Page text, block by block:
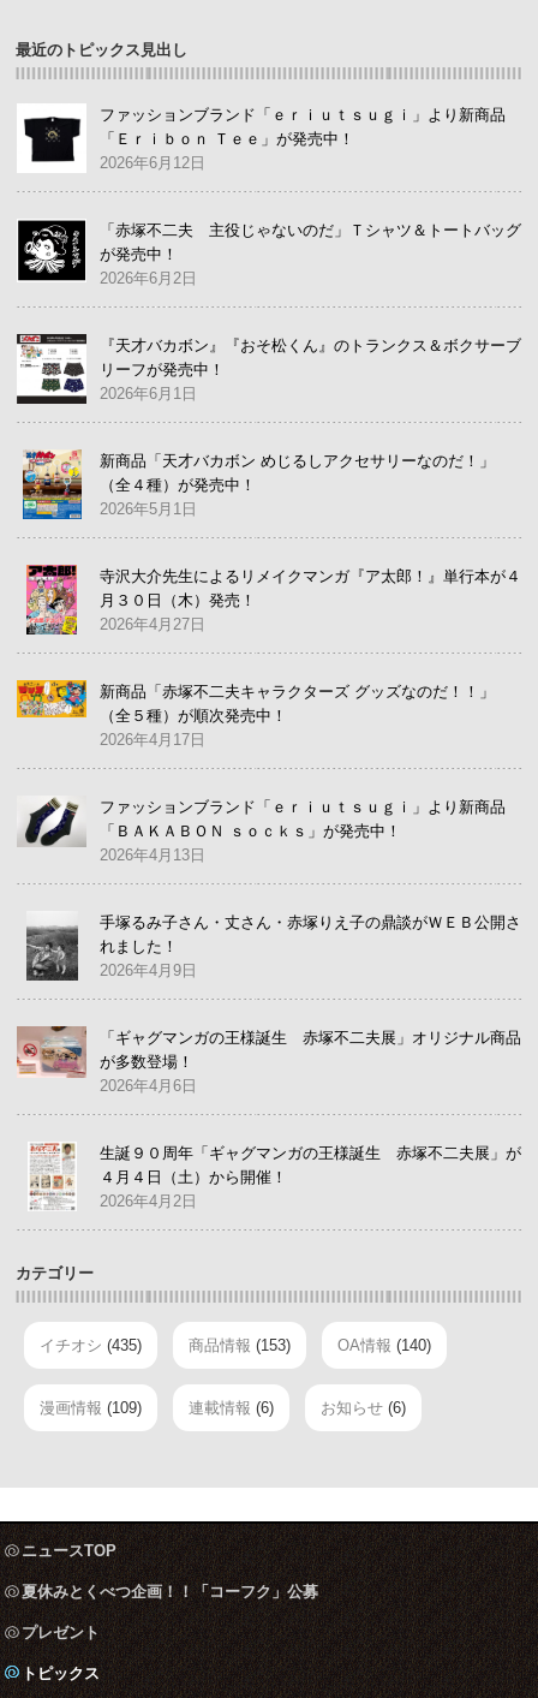
最近のトピックス見出し
ファッションブランド「ｅｒｉｕｔｓｕｇｉ」より新商品
「Ｅｒｉｂｏｎ Ｔｅｅ」が発売中！
2026年6月12日
「赤塚不二夫 主役じゃないのだ」Ｔシャツ＆トートバッグ
が発売中！
2026年6月2日
『天才バカボン』『おそ松くん』のトランクス＆ボクサーブ
リーフが発売中！
2026年6月1日
新商品「天才バカボン めじるしアクセサリーなのだ！」
（全４種）が発売中！
2026年5月1日
寺沢大介先生によるリメイクマンガ『ア太郎！』単行本が４
月３０日（木）発売！
2026年4月27日
新商品「赤塚不二夫キャラクターズ グッズなのだ！！」
（全５種）が順次発売中！
2026年4月17日
ファッションブランド「ｅｒｉｕｔｓｕｇｉ」より新商品
「ＢＡＫＡＢＯＮ ｓｏｃｋｓ」が発売中！
2026年4月13日
手塚るみ子さん・丈さん・赤塚りえ子の鼎談がＷＥＢ公開さ
れました！
2026年4月9日
「ギャグマンガの王様誕生 赤塚不二夫展」オリジナル商品
が多数登場！
2026年4月6日
生誕９０周年「ギャグマンガの王様誕生 赤塚不二夫展」が
４月４日（土）から開催！
2026年4月2日
カテゴリー
イチオシ (435) 商品情報 (153) OA情報 (140)
漫画情報 (109) 連載情報 (6) お知らせ (6)
ニュースTOP
夏休みとくべつ企画！！「コーフク」公募
プレゼント
トピックス